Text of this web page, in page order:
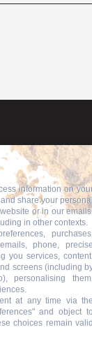
information on
share your personal
or in our
in other contexts.
phone, precise
you services,
screens (including
personalising
at any time via the
and object to
choices remain valid